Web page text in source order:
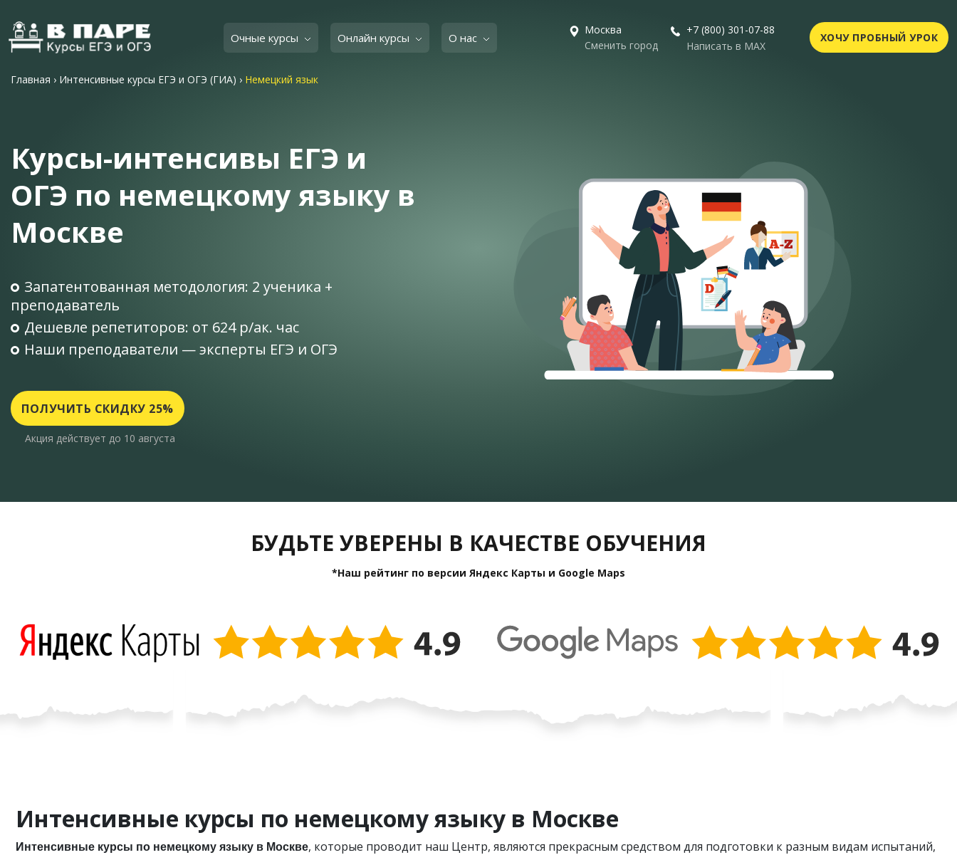
Очные курсы Онлайн курсы О нас
Москва
Сменить город
+7 (800) 301-07-88
Написать в MAX
ХОЧУ ПРОБНЫЙ УРОК
Главная › Интенсивные курсы ЕГЭ и ОГЭ (ГИА) › Немецкий язык
Курсы-интенсивы ЕГЭ и
ОГЭ по немецкому языку в
Москве
Запатентованная методология: 2 ученика +
преподаватель
Дешевле репетиторов: от 624 р/ак. час
Наши преподаватели — эксперты ЕГЭ и ОГЭ
ПОЛУЧИТЬ СКИДКУ 25%
Акция действует до 10 августа
БУДЬТЕ УВЕРЕНЫ В КАЧЕСТВЕ ОБУЧЕНИЯ
*Наш рейтинг по версии Яндекс Карты и Google Maps
Интенсивные курсы по немецкому языку в Москве
Интенсивные курсы по немецкому языку в Москве, которые проводит наш Центр, являются прекрасным средством для подготовки к разным видам испытаний,